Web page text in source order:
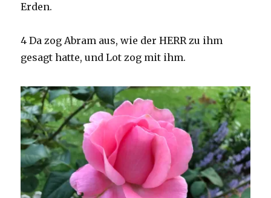
Erden.
4 Da zog Abram aus, wie der HERR zu ihm
gesagt hatte, und Lot zog mit ihm.